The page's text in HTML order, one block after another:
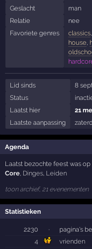
Geslacht
man
Relatie
nee
Favoriete genres
classics,
house
Lid sinds
8
Status
Laatst hier
21
Laatste aanpassing
Agenda
Laatst bezochte feest was
Core, Dinges, Leiden
toon archief, 21 evenementen
Statistieken
2230 ·
pagina's
4
vrienden